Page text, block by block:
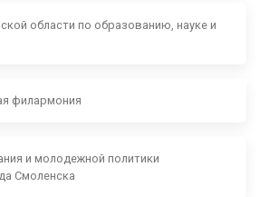
области по образованию, науке и
филармония
и молодежной политики
Смоленска